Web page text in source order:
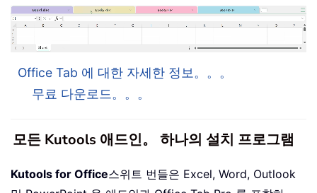
Office Tab 에 대한 자세한 정보。。。
무료 다운로드。。。
모든 Kutools 애드인。 하나의 설치 프로그램
Kutools for Office스위트 번들은 Excel, Word, Outlook